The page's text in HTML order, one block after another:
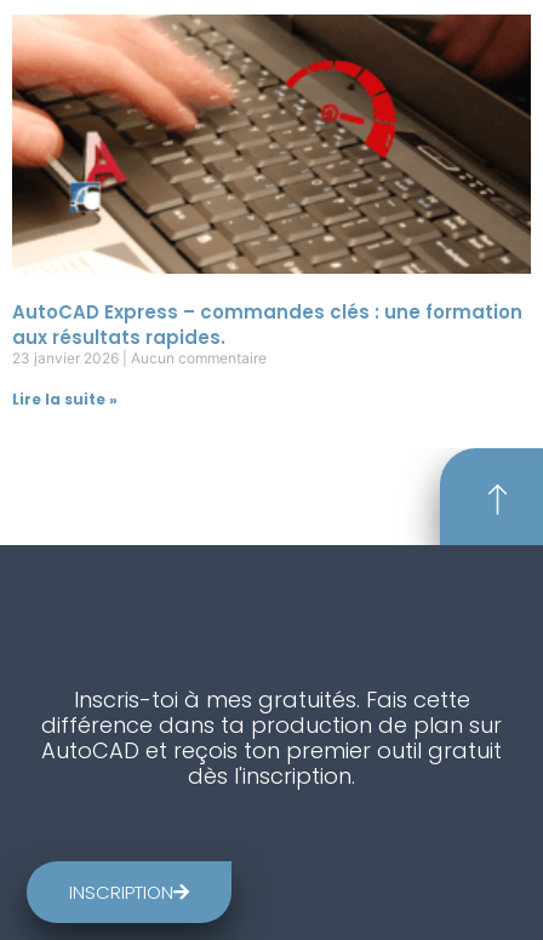
AutoCAD Express – commandes clés : une formation
aux résultats rapides.
23 janvier 2026 Aucun commentaire
Lire la suite »
Inscris-toi à mes gratuités. Fais cette
différence dans ta production de plan sur
AutoCAD et reçois ton premier outil gratuit
dès l'inscription.
INSCRIPTION